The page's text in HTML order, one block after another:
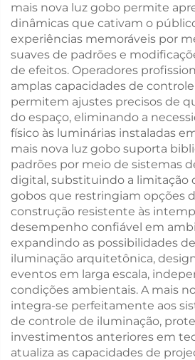
mais nova luz gobo permite
dinâmicas que cativam o
experiências memoráveis por
suaves de padrões e
de efeitos. Operadores
amplas capacidades de
permitem ajustes precisos de
do espaço, eliminando a
físico às luminárias instaladas
mais nova luz gobo suporta
padrões por meio de sistemas
digital, substituindo a limitação
gobos que restringiam opções
construção resistente às
desempenho confiável em
expandindo as possibilidades
iluminação arquitetônica,
eventos em larga escala,
condições ambientais. A mais
integra-se perfeitamente aos
de controle de iluminação,
investimentos anteriores em
atualiza as capacidades de